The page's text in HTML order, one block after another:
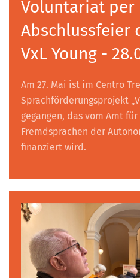
Voluntariat per
Abschlussfeier
VxL Young -
Am 27. Mai ist im Centro
Sprachförderungsprojekt
gegangen, das vom Amt
Fremdsprachen der
finanziert wird.